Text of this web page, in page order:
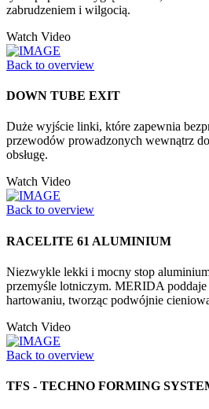
zabrudzeniem i wilgocią.
Watch Video
Back to overview
DOWN TUBE EXIT
Duże wyjście linki, które zapewnia
przewodów prowadzonych wewnątrz
obsługę.
Watch Video
Back to overview
RACELITE 61 ALUMINIUM
Niezwykle lekki i mocny stop
przemyśle lotniczym. MERIDA poddaje
hartowaniu, tworząc podwójnie
Watch Video
Back to overview
TFS - TECHNO FORMING